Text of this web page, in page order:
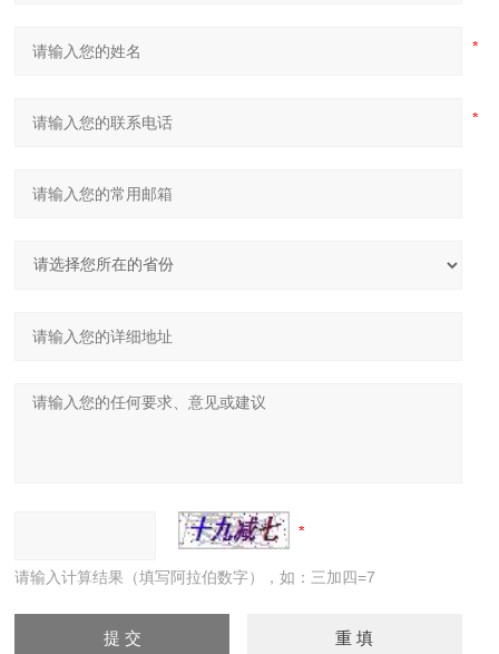
请输入计算结果（填写阿拉伯数字），如：三加四=7